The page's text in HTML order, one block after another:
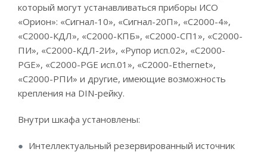
который могут устанавливаться приборы ИСО
«Орион»: «Сигнал-10», «Сигнал-20П», «С2000-4»,
«С2000-КДЛ», «С2000-КПБ», «С2000-СП1», «С2000-
ПИ», «С2000-КДЛ-2И», «Рупор исп.02», «С2000-
PGE», «С2000-PGE исп.01», «С2000-Ethernet»,
«С2000-РПИ» и другие, имеющие возможность
крепления на DIN-рейку.
Внутри шкафа установлены:
Интеллектуальный резервированный источник